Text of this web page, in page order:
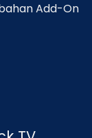
Add-On